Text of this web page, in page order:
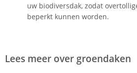
uw biodiversdak, zodat
beperkt kunnen worden.
Lees meer over groendaken